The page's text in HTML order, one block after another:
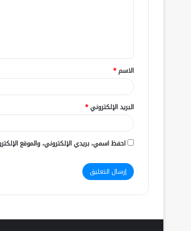
الاسم*
البريد الإلكتروني*
احفظ اسمي، بريدي الإلكتروني، والموقع